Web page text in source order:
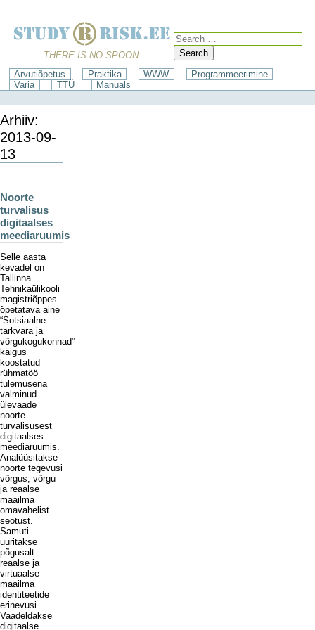
THERE IS NO SPOON Search
Arvutiõpetus Praktika WWW
Programmeerimine
Varia
TTÜ Manuals
Arhiiv:
2013-09-
13
Noorte
turvalisus
digitaalses
meediaruumis
Selle aasta
kevadel on
Tallinna
Tehnikaülikooli
magistriõppes
õpetatava aine
“Sotsiaalne
tarkvara ja
võrgukogukonnad”
käigus
koostatud
rühmatöö
tulemusena
valminud
ülevaade
noorte
turvalisusest
digitaalses
meediaruumis.
Analüüsitakse
noorte tegevusi
võrgus, võrgu
ja reaalse
maailma
omavahelist
seotust.
Samuti
uuritakse
põgusalt
reaalse ja
virtuaalse
maailma
identiteetide
erinevusi.
Vaadeldakse
digitaalse